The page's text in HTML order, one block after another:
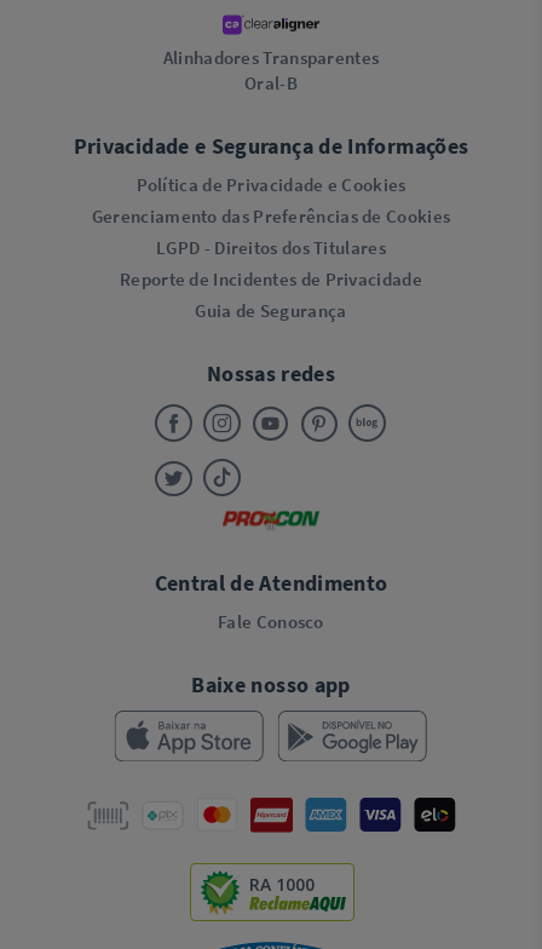
Alinhadores Transparentes
Oral-B
Privacidade e Segurança de Informações
Política de Privacidade e Cookies
Gerenciamento das Preferências de Cookies
LGPD - Direitos dos Titulares
Reporte de Incidentes de Privacidade
Guia de Segurança
Nossas redes
Central de Atendimento
Fale Conosco
Baixe nosso app
RA 1000